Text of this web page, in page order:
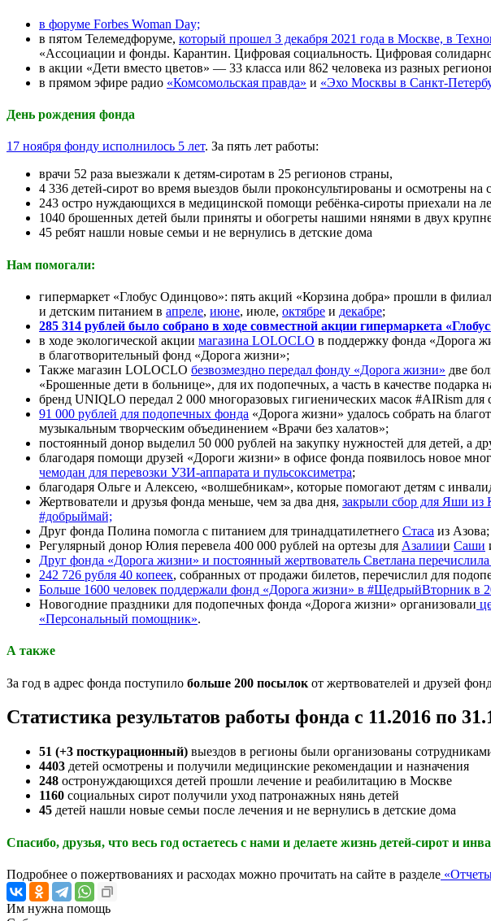
в форуме Forbes Woman Day;
в пятом Телемедфоруме, который прошел 3 декабря 2021 года в Москве, в
«Ассоциации и фонды. Карантин. Цифровая социальность. Цифровая
в акции «Дети вместо цветов» — 33 класса или 862 человека из разных
в прямом эфире радио «Комсомольская правда» и «Эхо Москвы в Санкт-
День рождения фонда
17 ноября фонду исполнилось 5 лет. За пять лет работы:
врачи 52 раза выезжали к детям-сиротам в 25 регионов страны,
4 336 детей-сирот во время выездов были проконсультированы и осмотрены
243 остро нуждающихся в медицинской помощи ребёнка-сироты приехали на
1040 брошенных детей были приняты и обогреты нашими нянями в двух
45 ребят нашли новые семьи и не вернулись в детские дома
Нам помогали:
гипермаркет «Глобус Одинцово»: пять акций «Корзина добра» прошли в
и детским питанием в апреле, июне, июле, октябре и декабре;
285 314 рублей было собрано в ходе совместной акции гипермаркета
в ходе экологической акции магазина LOLOCLO в поддержку фонда «Дорога
в благотворительный фонд «Дорога жизни»;
Также магазин LOLOCLO безвозмездно передал фонду «Дорога жизни» две
«Брошенные дети в больнице», для их подопечных, а часть в качестве подарка
бренд UNIQLO передал 2 000 многоразовых гигиенических масок #AIRism
91 000 рублей для подопечных фонда «Дорога жизни» удалось собрать на
музыкальным творческим объединением «Врачи без халатов»;
постоянный донор выделил 50 000 рублей на закупку нужностей для детей, а
благодаря помощи друзей «Дороги жизни» в офисе фонда появилось новое
чемодан для перевозки УЗИ-аппарата и пульсоксиметра;
благодаря Ольге и Алексею, «волшебникам», которые помогают детям с
Жертвователи и друзья фонда меньше, чем за два дня, закрыли сбор для Яши из
#добрыймай;
Друг фонда Полина помогла с питанием для тринадцатилетнего Стаса из Азова;
Регулярный донор Юлия перевела 400 000 рублей на ортезы для Азалиии Саши
Друг фонда «Дорога жизни» и постоянный жертвователь Светлана
242 726 рубля 40 копеек, собранных от продажи билетов, перечислил для
Больше 1600 человек поддержали фонд «Дорога жизни» в #ЩедрыйВторник в
Новогодние праздники для подопечных фонда «Дорога жизни» организовали
«Персональный помощник».
А также
За год в адрес фонда поступило больше 200 посылок от жертвователей и друзей
Статистика результатов работы фонда с 11.2016 по
51 (+3 посткурационный) выездов в регионы были организованы
4403 детей осмотрены и получили медицинские рекомендации и назначения
248 остронуждающихся детей прошли лечение и реабилитацию в Москве
1160 социальных сирот получили уход патронажных нянь детей
45 детей нашли новые семьи после лечения и не вернулись в детские дома
Спасибо, друзья, что весь год остаетесь с нами и делаете жизнь детей-сирот и
Подробнее о пожертвованиях и расходах можно прочитать на сайте в разделе
Им нужна помощь